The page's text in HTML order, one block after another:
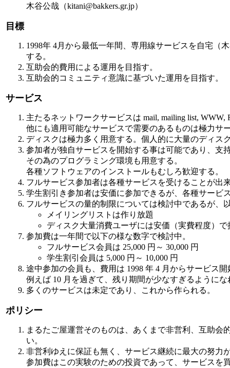
木谷公哉（kitani@bakkers.gr.jp）
目標
1998年 4月から最低一年間、専用線サービスを自宅（
する。
互助会的費用による運用を目指す。
互助会的コミュニティ意識に基づいた運用を目指す。
サービス
主たるネットワークサービスは mail, mailing list, WWW,
他にも適用可能なサービスで需要のあるものは極力サ
ディスクは極力多く用意する。個人的に大量のディス
参加者が独自サービスを開始する事は可能であり、支
その為のプログラミング環境も用意する。
各種ソフトウェアのインストールもむしろ歓迎する。
フルサービス参加者は各種サービスを受けることが出
学生割引き参加者は安価に参加できるが、各種サービ
フルサービスの量的制限については検討中であるが、
メイリングリストは作り放題
ディスク大量消費ユーザには安価（実費程度）で
参加費は一年間で以下の様な数字で検討中。
フルサービス会員は 25,000 円～ 30,000 円
学生割引会員は 5,000 円～ 10,000 円
途中参加の会員も、費用は 1998 年 4 月からサービス
例えば 10 月を過ぎて、残り期間が少なすぎるように
多くのサービスは未定であり、これから作られる。
ポリシー
まるたご屋運営そのものは、あくまで非営利、互助
い。
非営利ゆえに保証も無く、サービス継続に最大の努力
参加費はこの実験のための投資であって、サービスを